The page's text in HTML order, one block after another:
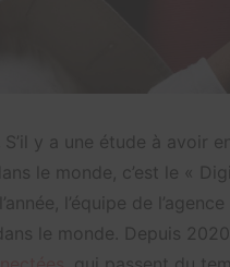
S’il y a une étude à avoir
le monde, c’est le «
l’équipe de
le monde. Depuis